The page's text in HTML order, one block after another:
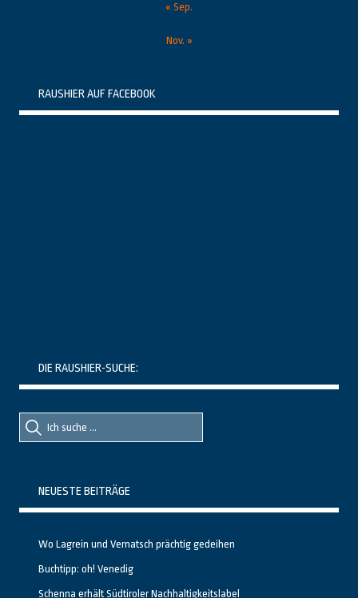
« Sep.
Nov. »
RAUSHIER AUF FACEBOOK
DIE RAUSHIER-SUCHE:
Suche
nach::
Suche
nach:
NEUESTE BEITRÄGE
Wo Lagrein und Vernatsch prächtig gedeihen
Buchtipp: oh! Venedig
Schenna erhält Südtiroler Nachhaltigkeitslabel